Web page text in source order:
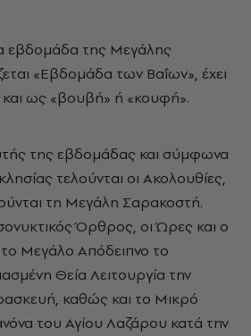
εβδομάδα της Μεγάλης
«Εβδομάδα των Βαΐων», έχει
και ως «βουβή» ή «κουφή».
της εβδομάδας και σύμφωνα
τελούνται οι Ακολουθίες,
τη Μεγάλη Σαρακοστή.
Όρθρος, οι Ώρες και ο
Μεγάλο Απόδειπνο το
Θεία Λειτουργία την
καθώς και το Μικρό
του Αγίου Λαζάρου κατά την